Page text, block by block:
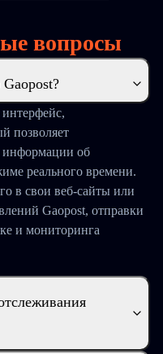
вопросы
позволяет
информации об
реального времени.
в свои веб-сайты или
Gaopost, отправки
и мониторинга